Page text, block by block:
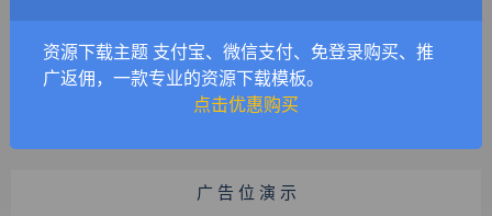
2023-09-04 0.5 2023-09-04
广 告 位 演 示
资源下载主题 支付宝、微信支付、免登录购买、推
广返佣，一款专业的资源下载模板。
点击优惠购买